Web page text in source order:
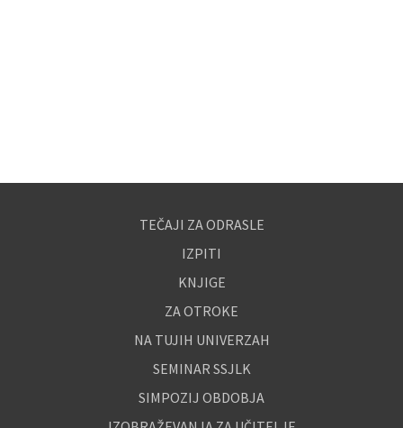
TEČAJI ZA ODRASLE
IZPITI
KNJIGE
ZA OTROKE
NA TUJIH UNIVERZAH
SEMINAR SSJLK
SIMPOZIJ OBDOBJA